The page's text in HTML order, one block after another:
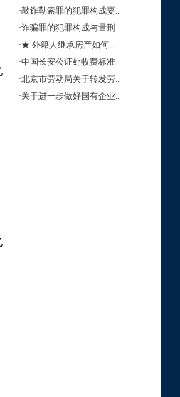
·敲诈勒索罪的犯罪构成要..
·诈骗罪的犯罪构成与量刑
·★ 外籍人继承房产如何..
·中国长安公证处收费标准
·北京市劳动局关于转发劳..
·关于进一步做好国有企业..